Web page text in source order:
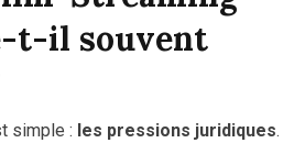
t-il souvent
simple : les pressions juridiques.